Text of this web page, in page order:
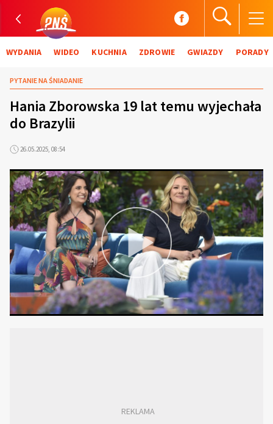
WYDANIA WIDEO KUCHNIA ZDROWIE GWIAZDY PORADY
PYTANIE NA ŚNIADANIE
Hania Zborowska 19 lat temu wyjechała
do Brazylii
26.05.2025, 08:54